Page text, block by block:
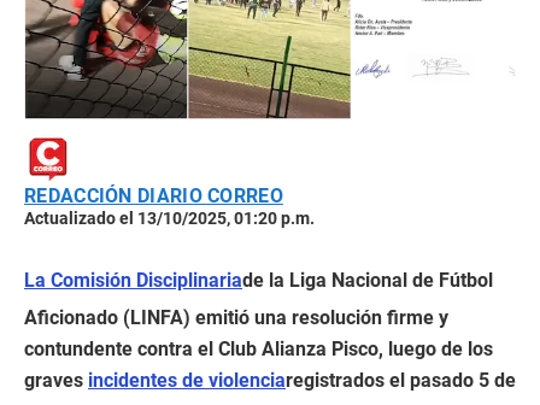
REDACCIÓN DIARIO CORREO
Actualizado el 13/10/2025, 01:20 p.m.
La Comisión Disciplinariade la Liga Nacional de Fútbol
Aficionado (LINFA) emitió una resolución firme y
contundente contra el Club Alianza Pisco, luego de los
graves incidentes de violenciaregistrados el pasado 5 de